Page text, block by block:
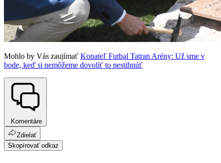
Mohlo by Vás zaujímať Konateľ Futbal Tatran Arény: Už sme v
bode, keď si nemôžeme dovoliť to nestihnúť
Komentáre
Zdielať
Skopírovať odkaz